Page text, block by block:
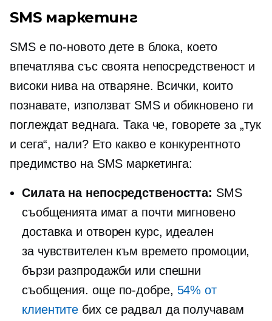
SMS маркетинг
SMS е по-новото дете в блока, което
впечатлява със своята непосредственост и
високи нива на отваряне. Всички, които
познавате, използват SMS и обикновено ги
поглеждат веднага. Така че, говорете за „тук
и сега“, нали? Ето какво е конкурентното
предимство на SMS маркетинга:
Силата на непосредствеността: SMS
съобщенията имат a почти мигновено
доставка и отворен курс, идеален
за чувствителен към времето промоции,
бързи разпродажби или спешни
съобщения. още по-добре, 54% от
клиентите бих се радвал да получавам